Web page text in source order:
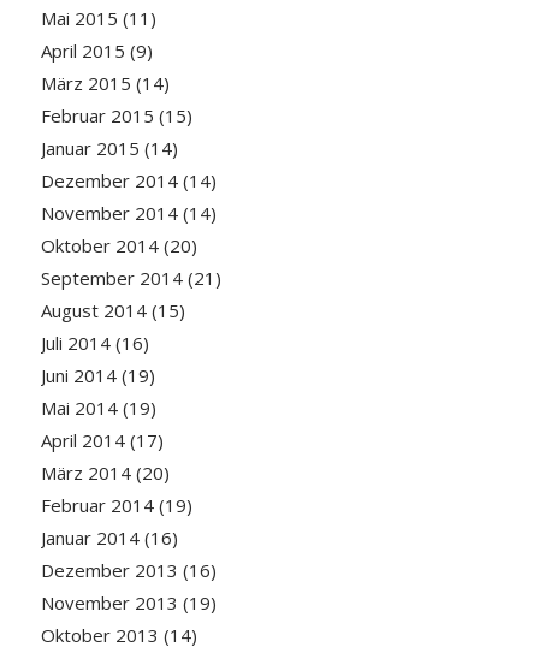
Mai 2015 (11)
April 2015 (9)
März 2015 (14)
Februar 2015 (15)
Januar 2015 (14)
Dezember 2014(14)
November 2014(14)
Oktober 2014(20)
September 2014(21)
August 2014(15)
Juli 2014(16)
Juni 2014(19)
Mai 2014(19)
April 2014(17)
März 2014(20)
Februar 2014(19)
Januar 2014(16)
Dezember 2013 (16)
November 2013 (19)
Oktober 2013 (14)